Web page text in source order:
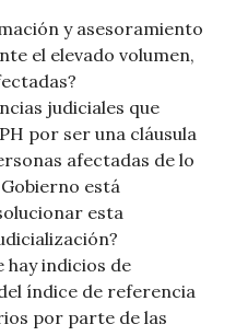
y asesoramiento
el elevado volumen,
judiciales que
por ser una cláusula
afectadas de lo
está
esta
hay indicios de
índice de referencia
por parte de las